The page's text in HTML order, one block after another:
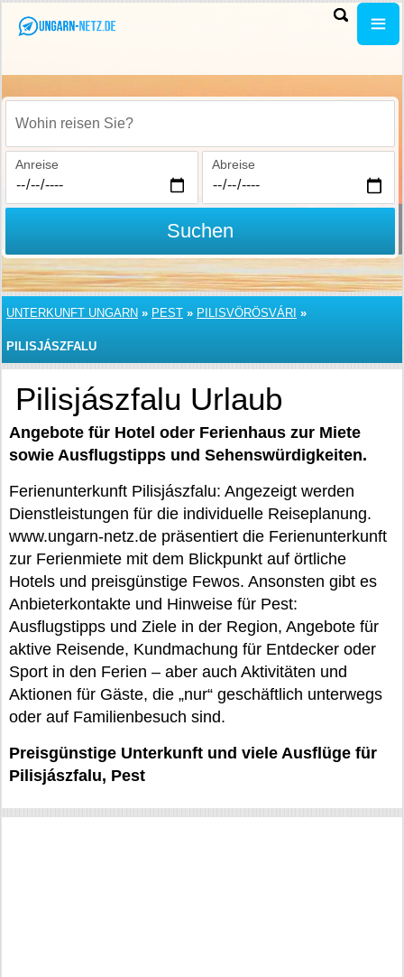
Wohin reisen Sie?
Anreise Abreise
Suchen
UNTERKUNFT UNGARN » PEST » PILISVÖRÖSVÁRI »
PILISJÁSZFALU
Pilisjászfalu Urlaub
Angebote für Hotel oder Ferienhaus zur Miete
sowie Ausflugstipps und Sehenswürdigkeiten.
Ferienunterkunft Pilisjászfalu: Angezeigt werden
Dienstleistungen für die individuelle Reiseplanung.
www.ungarn-netz.de präsentiert die Ferienunterkunft
zur Ferienmiete mit dem Blickpunkt auf örtliche
Hotels und preisgünstige Fewos. Ansonsten gibt es
Anbieterkontakte und Hinweise für Pest:
Ausflugstipps und Ziele in der Region, Angebote für
aktive Reisende, Kundmachung für Entdecker oder
Sport in den Ferien – aber auch Aktivitäten und
Aktionen für Gäste, die „nur“ geschäftlich unterwegs
oder auf Familienbesuch sind.
Preisgünstige Unterkunft und viele Ausflüge für
Pilisjászfalu, Pest